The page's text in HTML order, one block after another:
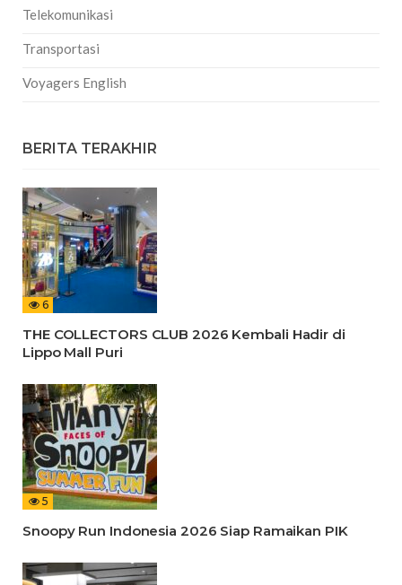
Telekomunikasi
Transportasi
Voyagers English
BERITA TERAKHIR
6
THE COLLECTORS CLUB 2026 Kembali Hadir di
Lippo Mall Puri
5
Snoopy Run Indonesia 2026 Siap Ramaikan PIK